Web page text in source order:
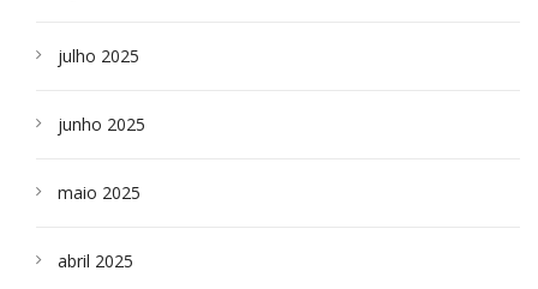
julho 2025
junho 2025
maio 2025
abril 2025